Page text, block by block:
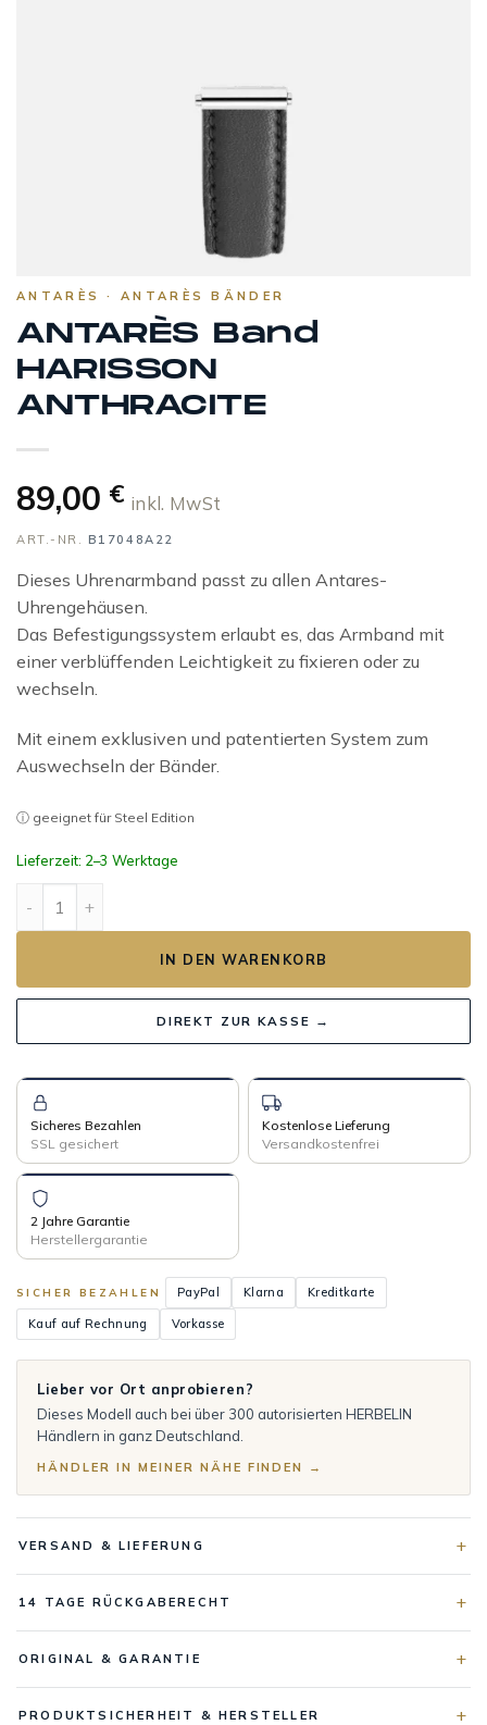
ANTARÈS · ANTARÈS BÄNDER
ANTARÈS Band
HARISSON
ANTHRACITE
89,00 € inkl. MwSt
ART.-NR. B17048A22
Dieses Uhrenarmband passt zu allen Antares-
Uhrengehäusen.
Das Befestigungssystem erlaubt es, das Armband mit
einer verblüffenden Leichtigkeit zu fixieren oder zu
wechseln.
Mit einem exklusiven und patentierten System zum
Auswechseln der Bänder.
ⓘ geeignet für Steel Edition
Lieferzeit: 2–3 Werktage
IN DEN WARENKORB
DIREKT ZUR KASSE →
Sicheres Bezahlen
SSL gesichert
Kostenlose Lieferung
Versandkostenfrei
2 Jahre Garantie
Herstellergarantie
SICHER BEZAHLEN PayPal Klarna Kreditkarte
Kauf auf Rechnung Vorkasse
Lieber vor Ort anprobieren?
Dieses Modell auch bei über 300 autorisierten HERBELIN
Händlern in ganz Deutschland.
HÄNDLER IN MEINER NÄHE FINDEN →
VERSAND & LIEFERUNG
14 TAGE RÜCKGABERECHT
ORIGINAL & GARANTIE
PRODUKTSICHERHEIT & HERSTELLER